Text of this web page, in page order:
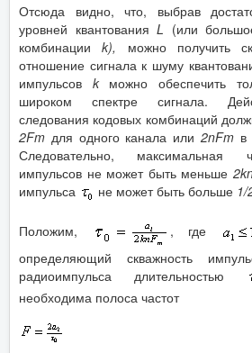
Отсюда видно, что, выбрав
уровней квантованияL (или
комбинацииk), можно получить
отношение сигнала к шуму
импульсов kможно обеспечить
широком спектре сигнала.
следования кодовых комбинаций
2Fm для одного канала или 2nFmв
Следовательно, максимальная
импульсов не может быть меньше 2
импульса
не может быть больше 1/
Положим, , где
определяющий скважность
радиоимпульса длительностью
необходима полоса частот